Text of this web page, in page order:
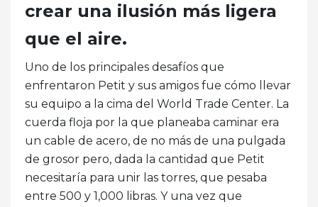
crear una ilusión más ligera
que el aire.
Uno de los principales desafíos que
enfrentaron Petit y sus amigos fue cómo llevar
su equipo a la cima del World Trade Center. La
cuerda floja por la que planeaba caminar era
un cable de acero, de no más de una pulgada
de grosor pero, dada la cantidad que Petit
necesitaría para unir las torres, que pesaba
entre 500 y 1,000 libras. Y una vez que